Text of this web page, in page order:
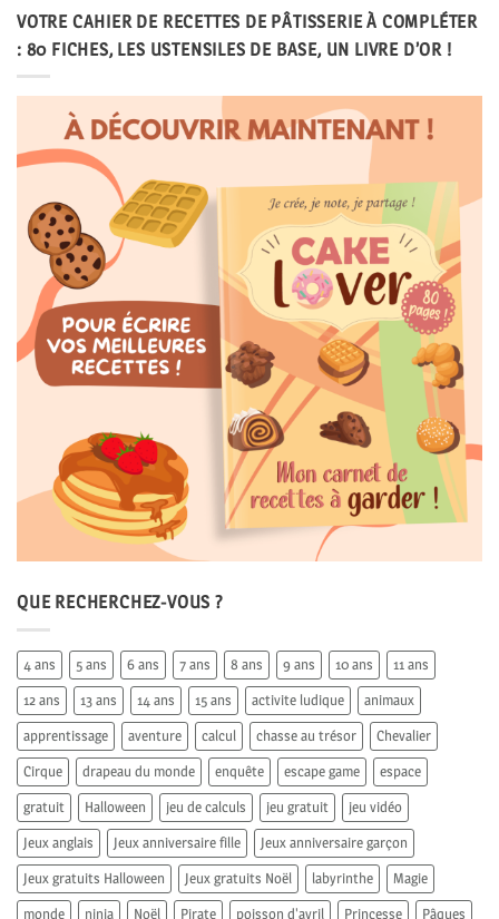
VOTRE CAHIER DE RECETTES DE PÂTISSERIE À COMPLÉTER
: 80 FICHES, LES USTENSILES DE BASE, UN LIVRE D’OR !
QUE RECHERCHEZ-VOUS ?
4 ans 5 ans 6 ans 7 ans 8 ans 9 ans 10 ans 11 ans
12 ans 13 ans 14 ans 15 ans activite ludique animaux
apprentissage aventure calcul chasse au trésor Chevalier
Cirque drapeau du monde enquête escape game espace
gratuit Halloween jeu de calculs jeu gratuit jeu vidéo
Jeux anglais Jeux anniversaire fille Jeux anniversaire garçon
Jeux gratuits Halloween Jeux gratuits Noël labyrinthe Magie
monde ninja Noël Pirate poisson d'avril Princesse Pâques